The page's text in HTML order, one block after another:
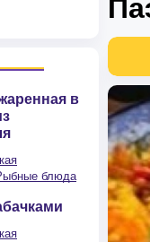
в
блюда